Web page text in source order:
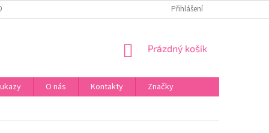
Přihlášení
NÁKUPNÍ
Prázdný košík
O nás Kontakty
Značky